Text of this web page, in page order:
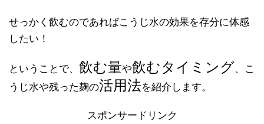
せっかく飲むのであればこうじ水の効果を存分に体感
したい！
ということで、 飲む量や飲むタイミング、こ
うじ水や残った麹の活用法を紹介します。
スポンサードリンク